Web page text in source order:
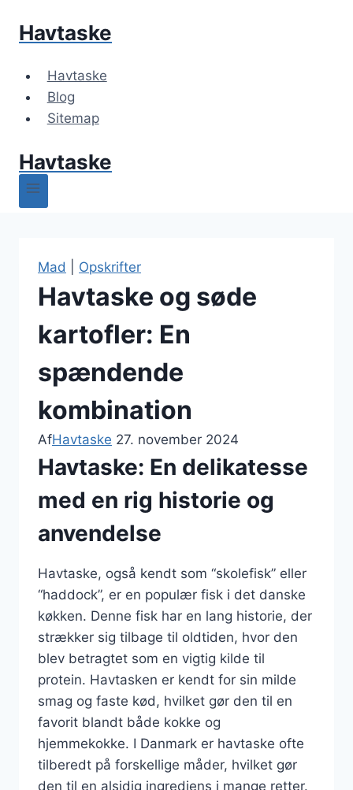
Havtaske
Havtaske
Blog
Sitemap
Havtaske
Mad Opskrifter
Havtaske og søde
kartofler: En
spændende
kombination
AfHavtaske 27. november 2024
Havtaske: En delikatesse
med en rig historie og
anvendelse
Havtaske, også kendt som “skolefisk” eller
“haddock”, er en populær fisk i det danske
køkken. Denne fisk har en lang historie, der
strækker sig tilbage til oldtiden, hvor den
blev betragtet som en vigtig kilde til
protein. Havtasken er kendt for sin milde
smag og faste kød, hvilket gør den til en
favorit blandt både kokke og
hjemmekokke. I Danmark er havtaske ofte
tilberedt på forskellige måder, hvilket gør
den til en alsidig ingrediens i mange retter.